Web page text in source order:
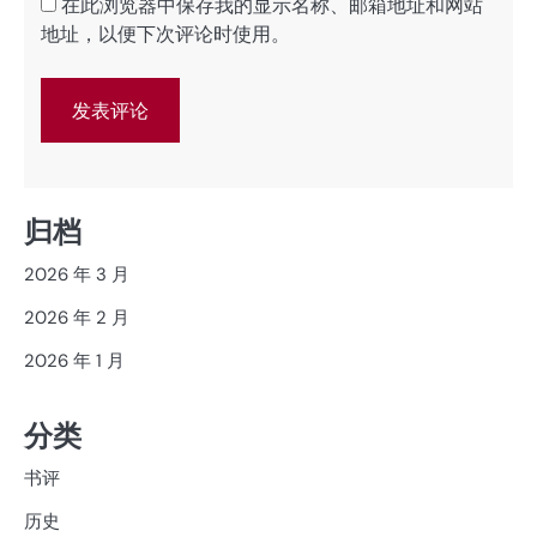
在此浏览器中保存我的显示名称、邮箱地址和网站
地址，以便下次评论时使用。
归档
2026 年 3 月
2026 年 2 月
2026 年 1 月
分类
书评
历史